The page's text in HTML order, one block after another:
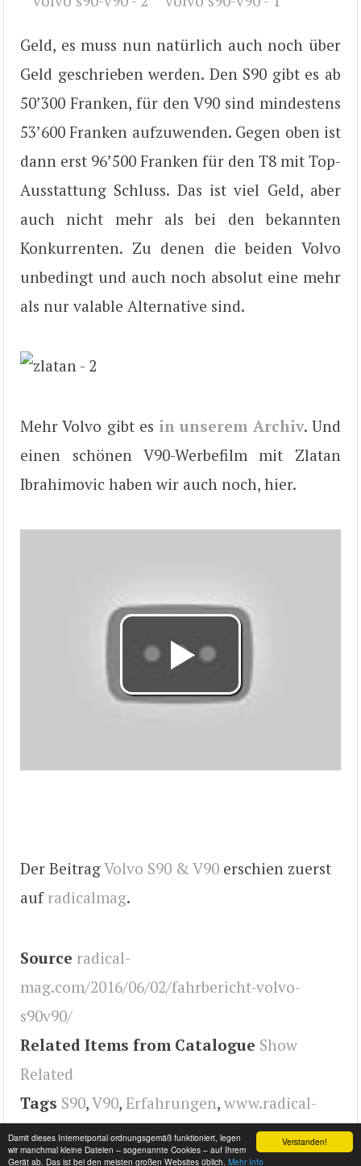
Verstanden!
Damit dieses Internetportal ordnungsgemäß funktioniert, legen
wir manchmal kleine Dateien – sogenannte Cookies – auf Ihrem
Gerät ab. Das ist bei den meisten großen Websites üblich. Mehr Info
Geld, es muss nun natürlich auch noch über
Geld geschrieben werden. Den S90 gibt es ab
50’300 Franken, für den V90 sind mindestens
53’600 Franken aufzuwenden. Gegen oben ist
dann erst 96’500 Franken für den T8 mit Top-
Ausstattung Schluss. Das ist viel Geld, aber
auch nicht mehr als bei den bekannten
Konkurrenten. Zu denen die beiden Volvo
unbedingt und auch noch absolut eine mehr
als nur valable Alternative sind.
Mehr Volvo gibt es in unserem Archiv. Und
einen schönen V90-Werbefilm mit Zlatan
Ibrahimovic haben wir auch noch, hier.
Der BeitragVolvo S90 & V90 erschien zuerst
auf radicalmag.
Source radical-
mag.com/2016/06/02/fahrbericht-volvo-
s90v90/
Related Items from Catalogue Show
Related
Tags S90,V90, Erfahrungen, www.radical-
mag.com,Fahrbericht,test,Volvo ,radical